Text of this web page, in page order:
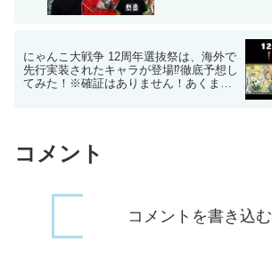
にゃんこ大戦争 12周年選抜祭は、海外で
先行実装されたキャラが登場⁉徹底予想し
てみた！※確証はありません！あくまで
コメント
コメントを書き込む